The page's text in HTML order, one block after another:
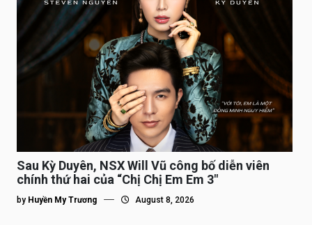
Sau Kỳ Duyên, NSX Will Vũ công bố diễn viên
chính thứ hai của “Chị Chị Em Em 3″
by Huyền My Trương August 8, 2026